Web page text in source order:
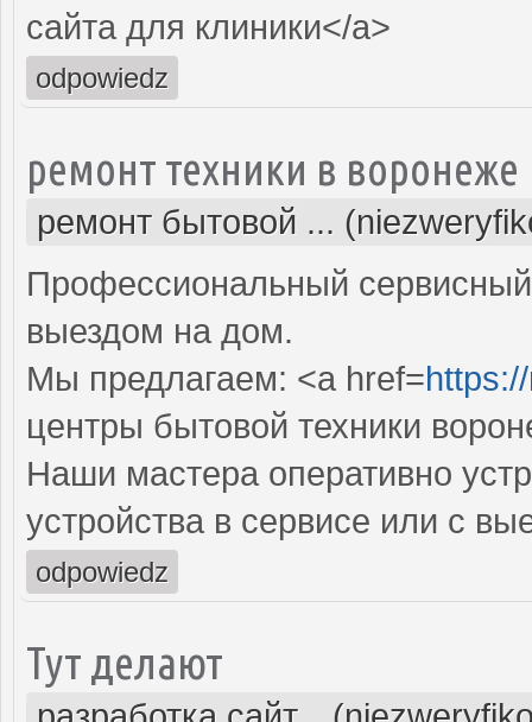
сайта для клиники</a>
odpowiedz
ремонт техники в воронеже
ремонт бытовой ...
Профессиональный
выездом на дом.
Мы предлагаем: <a href=
центры бытовой техники
Наши мастера оперативно
устройства в сервисе или с
odpowiedz
Тут делают